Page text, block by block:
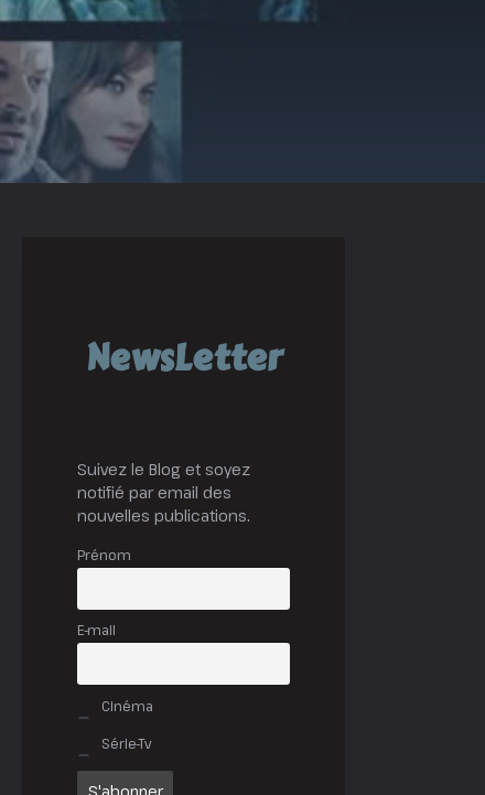
NewsLetter
Suivez le Blog et soyez
notifié par email des
nouvelles publications.
Prénom
E-mail
Cinéma
Série-Tv